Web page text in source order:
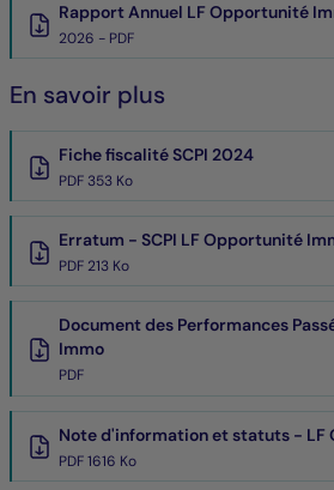
Rapport Annuel LF Opportunité
2026 - PDF
En savoir plus
Fiche fiscalité SCPI 2024
PDF 353 Ko
Erratum - SCPI LF Opportunité
PDF 213 Ko
Document des Performances
Immo
PDF
Note d'information et statuts - LF
PDF 1616 Ko